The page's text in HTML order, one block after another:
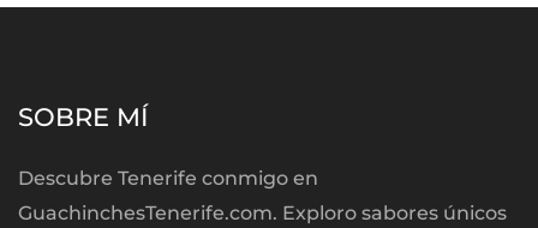
SOBRE MÍ
Descubre Tenerife conmigo en
GuachinchesTenerife.com. Exploro sabores únicos